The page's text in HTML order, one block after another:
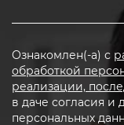
Ознакомлен(-а) с
обработкой
реализации,
в даче согласия и
персональных